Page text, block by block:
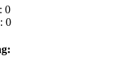
0
0